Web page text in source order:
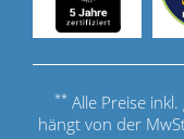
** Alle Preise
hängt von der